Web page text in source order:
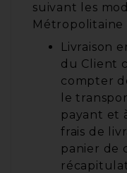
suivant les
Métropolitaine
Livraison
du Client
compter
le
payant et
frais de
panier de